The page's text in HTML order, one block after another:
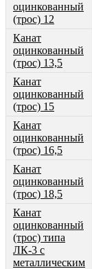
оцинкованный
(трос) 12
Канат
оцинкованный
(трос) 13,5
Канат
оцинкованный
(трос) 15
Канат
оцинкованный
(трос) 16,5
Канат
оцинкованный
(трос) 18,5
Канат
оцинкованный
(трос) типа
ЛК-3 с
металлическим